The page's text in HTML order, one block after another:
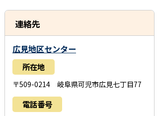
連絡先
広見地区センター
所在地
〒509-0214 岐阜県可児市広見七丁目77
電話番号